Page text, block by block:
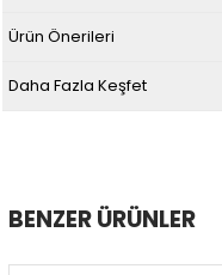
Ürün Önerileri
Daha Fazla Keşfet
BENZER ÜRÜNLER